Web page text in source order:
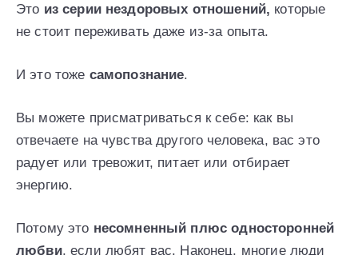
Это из серии нездоровых отношений, которые
не стоит переживать даже из-за опыта.
И это тоже самопознание.
Вы можете присматриваться к себе: как вы
отвечаете на чувства другого человека, вас это
радует или тревожит, питает или отбирает
энергию.
Потому это несомненный плюс односторонней
любви, если любят вас. Наконец, многие люди